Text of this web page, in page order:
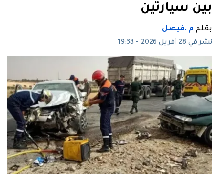
بين سيارتين
بقلم م .فيصل
نشر في 28 أفريل 2026 - 19:38